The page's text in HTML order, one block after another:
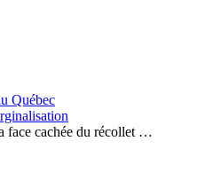
Québec
face cachée du récollet …